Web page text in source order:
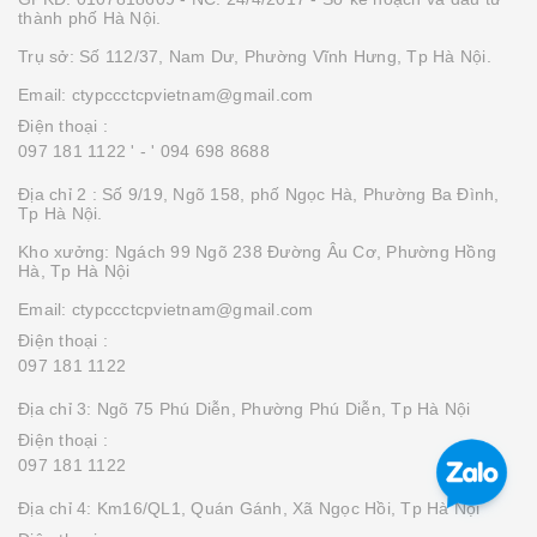
thành phố Hà Nội.
Trụ sở: Số 112/37, Nam Dư, Phường Vĩnh Hưng, Tp Hà Nội.
Email: ctypccctcpvietnam@gmail.com
Điện thoại :
097 181 1122 ' - ' 094 698 8688
Địa chỉ 2 : Số 9/19, Ngõ 158, phố Ngọc Hà, Phường Ba Đình,
Tp Hà Nội.
Kho xưởng: Ngách 99 Ngõ 238 Đường Âu Cơ, Phường Hồng
Hà, Tp Hà Nội
Email: ctypccctcpvietnam@gmail.com
Điện thoại :
097 181 1122
Địa chỉ 3: Ngõ 75 Phú Diễn, Phường Phú Diễn, Tp Hà Nội
Điện thoại :
097 181 1122
Địa chỉ 4: Km16/QL1, Quán Gánh, Xã Ngọc Hồi, Tp Hà Nội